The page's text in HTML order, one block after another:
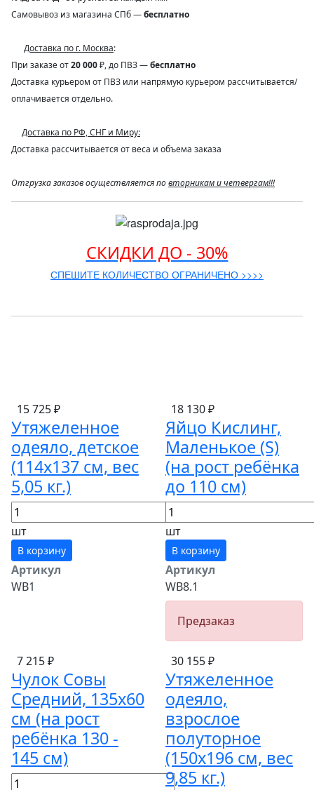
Самовывоз из магазина СПб —бесплатно
Доставка по г. Москва:
При заказе от20 000₽, до ПВЗ —бесплатно
Доставка курьером от ПВЗ или напрямую курьером рассчитывается/
оплачивается отдельно.
Доставка по РФ, СНГ и Миру:
Доставка рассчитывается от веса и объема заказа
Отгрузка заказов осуществляется повторникам и четвергам!!!
СКИДКИ ДО - 30%
СПЕШИТЕ КОЛИЧЕСТВО ОГРАНИЧЕНО >>>>
15 725 ₽
Утяжеленное
одеяло, детское
(114х137 см, вес
5,05 кг.)
шт
В корзину
Артикул
WB1
18 130 ₽
Яйцо Кислинг,
Маленькое (S)
(на рост ребёнка
до 110 см)
шт
В корзину
Артикул
WB8.1
Предзаказ
7 215 ₽
Чулок Совы
Средний, 135х60
см (на рост
ребёнка 130 -
145 см)
30 155 ₽
Утяжеленное
одеяло,
взрослое
полуторное
(150х196 см, вес
9,85 кг.)